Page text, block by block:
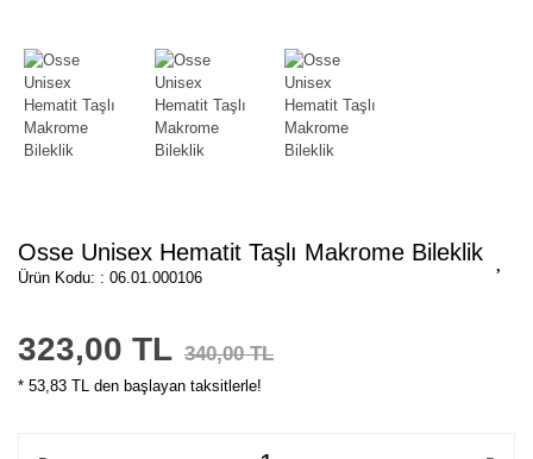
Osse Unisex Hematit Taşlı Makrome Bileklik
Ürün Kodu: : 06.01.000106
323,00 TL 340,00 TL
* 53,83 TL den başlayan taksitlerle!